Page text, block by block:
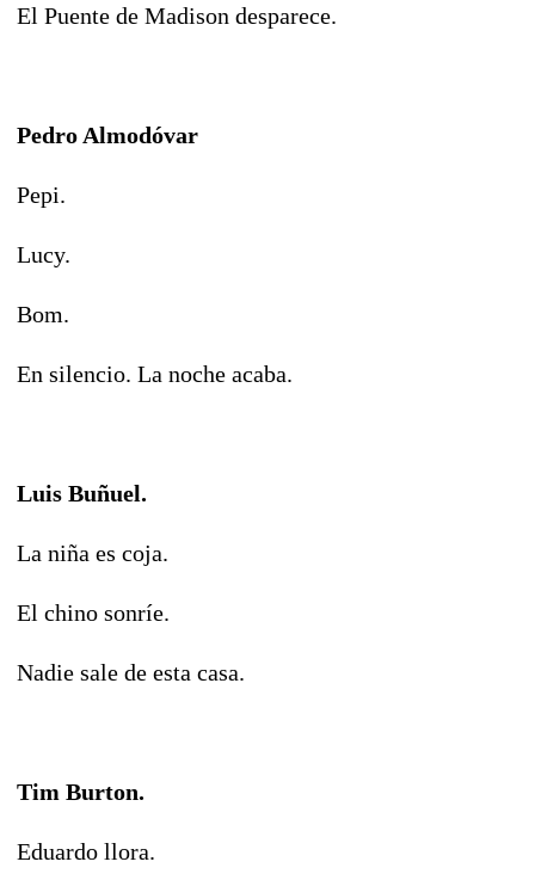
El Puente de Madison desparece.
Pedro Almodóvar
Pepi.
Lucy.
Bom.
En silencio. La noche acaba.
Luis Buñuel.
La niña es coja.
El chino sonríe.
Nadie sale de esta casa.
Tim Burton.
Eduardo llora.